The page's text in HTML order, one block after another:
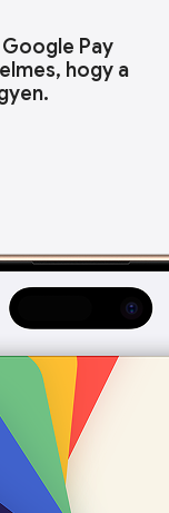
Pay
hogy a